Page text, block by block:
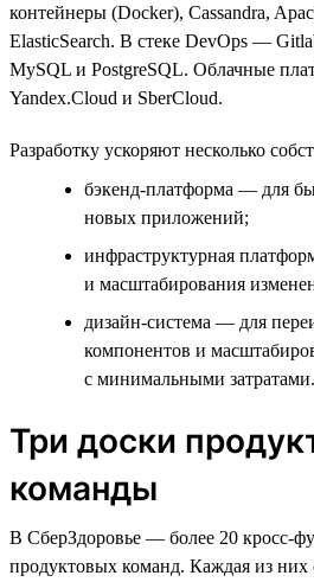
контейнеры (Docker), Cassandra,
ElasticSearch. В стеке DevOps —
MySQL и PostgreSQL. Облачные
Yandex.Cloud и SberCloud.
Разработку ускоряют несколько
бэкенд-платформа — для
новых приложений;
инфраструктурная
и масштабирования
дизайн-система — для
компонентов и
с минимальными затратами.
Три доски
команды
В СберЗдоровье — более 20 кросс-
продуктовых команд. Каждая из них